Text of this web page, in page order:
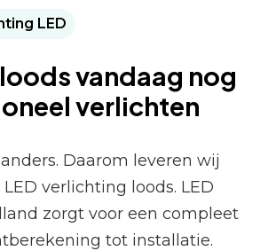
LED
vandaag nog
verlichten
Daarom leveren wij
verlichting loods. LED
zorgt voor een compleet
tot installatie.